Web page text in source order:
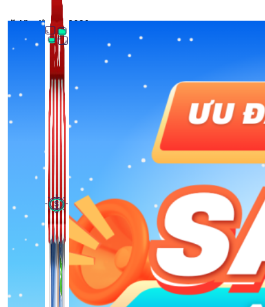
Thủ Thuật Facebook
536 bài viết
Kiếm Tiền MMO
1,422 bài viết
🎉 Ưu đãi Tết 2026